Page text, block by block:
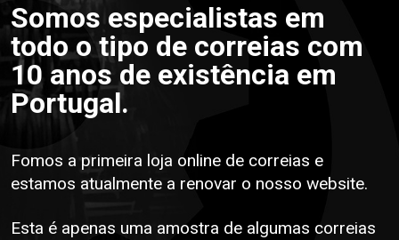
Somos especialistas em
todo o tipo de correias com
10 anos de existência em
Portugal.
Fomos a primeira loja online de correias e
estamos atualmente a renovar o nosso website.
Esta é apenas uma amostra de algumas correias